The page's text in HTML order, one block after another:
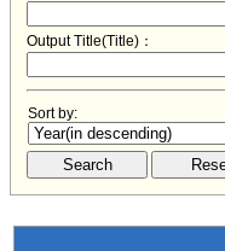
Output Title(Title)：
Sort by: